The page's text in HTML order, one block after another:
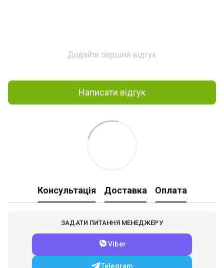
Додайте перший відгук
Написати відгук
Консультація Доставка Оплата
ЗАДАТИ ПИТАННЯ МЕНЕДЖЕРУ
Viber
Telegram